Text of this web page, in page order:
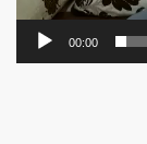
00:00